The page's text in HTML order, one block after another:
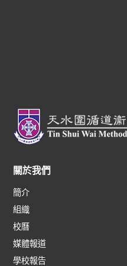
關於我們
簡介
組織
校曆
媒體報道
學校報告